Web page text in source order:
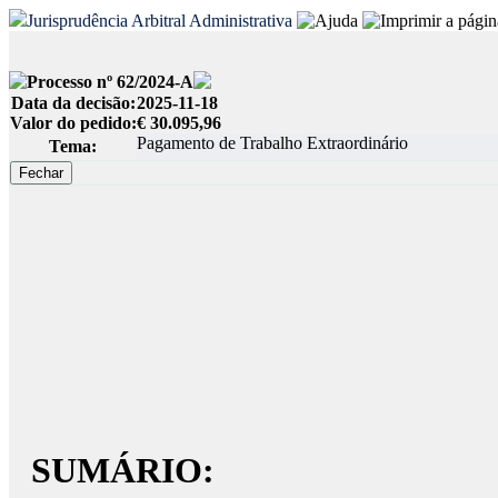
Jurisprudência Arbitral Administrativa
Processo nº 62/2024-A
Data da decisão:2025-11-18
Valor do pedido:€ 30.095,96
Tema:
Pagamento de Trabalho Extraordinário
SUMÁRIO: